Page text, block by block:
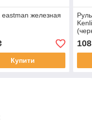
eastman железная
Купити
108